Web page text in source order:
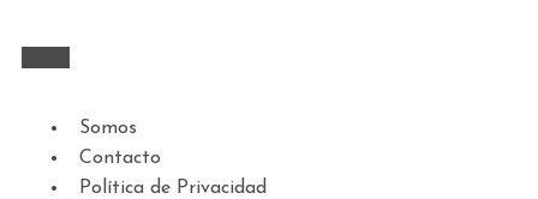
Somos
Contacto
Política de Privacidad